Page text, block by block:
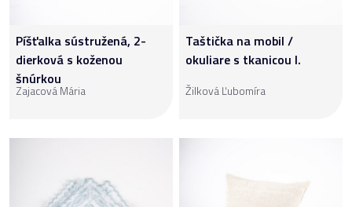
Píšťalka sústružená, 2-
dierková s koženou
šnúrkou
Zajacová Mária
Taštička na mobil /
okuliare s tkanicou I.
Žilková Ľubomíra